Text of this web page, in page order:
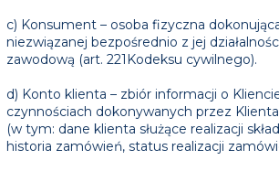
c) Konsument – osoba fizyczna
niezwiązanej bezpośrednio z jej
zawodową (art. 221Kodeksu cywilnego).
d) Konto klienta – zbiór informacji o
czynnościach dokonywanych przez
(w tym: dane klienta służące realizacji
historia zamówień, status realizacji